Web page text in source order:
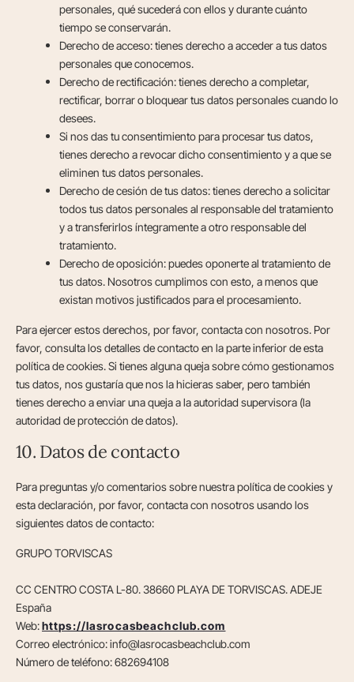
personales, qué sucederá con ellos y durante cuánto
tiempo se conservarán.
Derecho de acceso: tienes derecho a acceder a tus datos
personales que conocemos.
Derecho de rectificación: tienes derecho a completar,
rectificar, borrar o bloquear tus datos personales cuando lo
desees.
Si nos das tu consentimiento para procesar tus datos,
tienes derecho a revocar dicho consentimiento y a que se
eliminen tus datos personales.
Derecho de cesión de tus datos: tienes derecho a solicitar
todos tus datos personales al responsable del tratamiento
y a transferirlos íntegramente a otro responsable del
tratamiento.
Derecho de oposición: puedes oponerte al tratamiento de
tus datos. Nosotros cumplimos con esto, a menos que
existan motivos justificados para el procesamiento.
Para ejercer estos derechos, por favor, contacta con nosotros. Por
favor, consulta los detalles de contacto en la parte inferior de esta
política de cookies. Si tienes alguna queja sobre cómo gestionamos
tus datos, nos gustaría que nos la hicieras saber, pero también
tienes derecho a enviar una queja a la autoridad supervisora (la
autoridad de protección de datos).
10. Datos de contacto
Para preguntas y/o comentarios sobre nuestra política de cookies y
esta declaración, por favor, contacta con nosotros usando los
siguientes datos de contacto:
GRUPO TORVISCAS
CC CENTRO COSTA L-80. 38660 PLAYA DE TORVISCAS. ADEJE
España
Web:https://lasrocasbeachclub.com
Correo electrónico:info@lasrocasbeachclub.com
Número de teléfono: 682694108